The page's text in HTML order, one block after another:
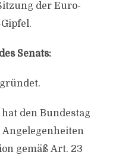
der Euro-
Senats:
den Bundestag
gemäß Art. 23